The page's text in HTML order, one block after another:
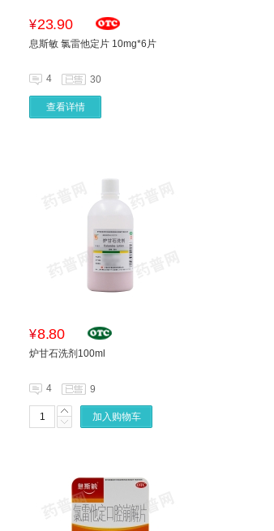
¥23.90
息斯敏 氯雷他定片 10mg*6片
4 30
查看详情
¥8.80
炉甘石洗剂100ml
4 9
加入购物车